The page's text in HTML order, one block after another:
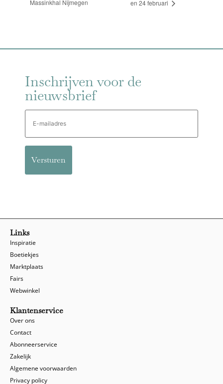
Massinkhal Nijmegen
en 24 februari
Inschrijven voor de
nieuwsbrief
E-
mailadres
Links
Inspiratie
Boetiekjes
Marktplaats
Fairs
Webwinkel
Klantenservice
Over ons
Contact
Abonneerservice
Zakelijk
Algemene voorwaarden
Privacy policy